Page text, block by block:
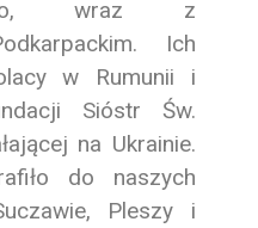
wraz z
Ich
w Rumunii i
Sióstr Św.
na Ukrainie.
do naszych
Pleszy i